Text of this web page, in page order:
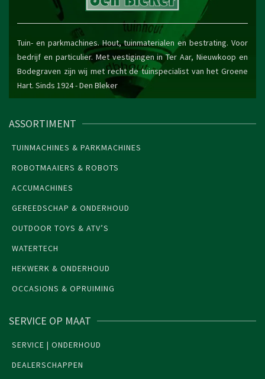
Tuin- en parkmachines. Hout, tuinmaterialen en bestrating. Voor
bedrijf en particulier. Met vestigingen in Ter Aar, Nieuwkoop en
Bodegraven zijn wij met recht de tuinspecialist van het Groene
Hart. Sinds 1924 -Den Bleker
ASSORTIMENT
TUINMACHINES & PARKMACHINES
ROBOTMAAIERS & ROBOTS
ACCUMACHINES
GEREEDSCHAP & ONDERHOUD
OUTDOOR TOYS & ATV’S
WATERTECH
HEKWERK & ONDERHOUD
OCCASIONS & OPRUIMING
SERVICE OP MAAT
SERVICE | ONDERHOUD
DEALERSCHAPPEN